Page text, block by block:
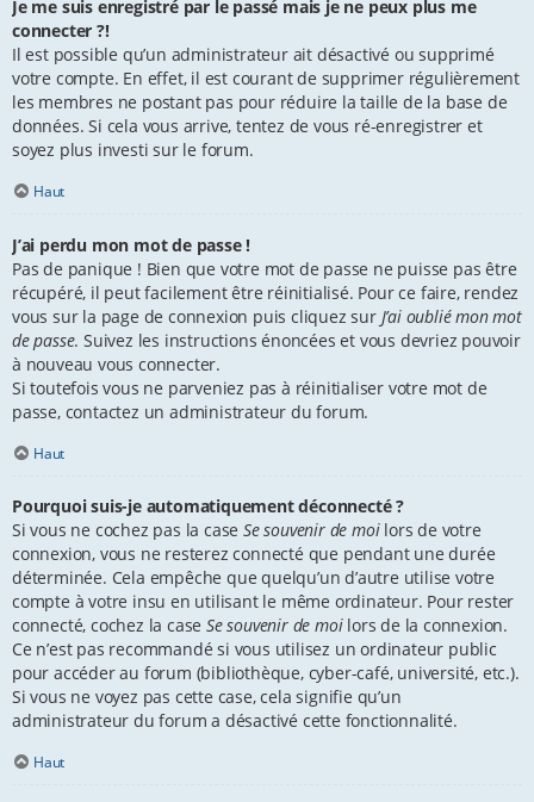
Je me suis enregistré par le passé mais je ne peux plus me
connecter ?!
Il est possible qu’un administrateur ait désactivé ou supprimé
votre compte. En effet, il est courant de supprimer régulièrement
les membres ne postant pas pour réduire la taille de la base de
données. Si cela vous arrive, tentez de vous ré-enregistrer et
soyez plus investi sur le forum.
Haut
J’ai perdu mon mot de passe !
Pas de panique ! Bien que votre mot de passe ne puisse pas être
récupéré, il peut facilement être réinitialisé. Pour ce faire, rendez
vous sur la page de connexion puis cliquez sur J’ai oublié mon mot
de passe. Suivez les instructions énoncées et vous devriez pouvoir
à nouveau vous connecter.
Si toutefois vous ne parveniez pas à réinitialiser votre mot de
passe, contactez un administrateur du forum.
Haut
Pourquoi suis-je automatiquement déconnecté ?
Si vous ne cochez pas la case Se souvenir de moilors de votre
connexion, vous ne resterez connecté que pendant une durée
déterminée. Cela empêche que quelqu’un d’autre utilise votre
compte à votre insu en utilisant le même ordinateur. Pour rester
connecté, cochez la caseSe souvenir de moilors de la connexion.
Ce n’est pas recommandé si vous utilisez un ordinateur public
pour accéder au forum (bibliothèque, cyber-café, université, etc.).
Si vous ne voyez pas cette case, cela signifie qu’un
administrateur du forum a désactivé cette fonctionnalité.
Haut